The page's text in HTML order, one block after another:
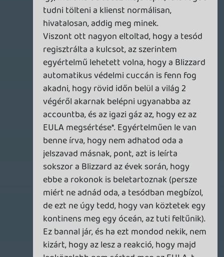
Authenticator, az tudom mi és zsigerből el
szeretném kerülni.
Még többet várni??, mielőtt megléptem
volna ezt a bonyolult mizériát körbejártam
a helyi boltokat tájékoztatásért, és voltak
olyan kedvesek megbiztatni azzal, hogy a
május 30.-g beérkezett előrendeléséket
tudják majd teljesíteni Június 15-re KáBé,
ha épp minden klappol, aki utána szeretné
megvásárolni boltban dobozos formában
az nyaljon sót, vagy esetleg álljon féllábon.
És nehogy azt gondoljam, hogy egy pesti
cég majd leküldi nekem hamarabb, mert
porzik a raktár, nincs, nem is lesz jó sokáig.
Meg ilyenek. Szerinted?
Ez konkrétan nem Bliz hibája, az viszont
már igen, hogy az összes többi szabályos
megoldás valahogy mégse szabályos.
Nem tudom sikerül-e normális elmondani.
Amikorra már lett volna esélyem
bebizonyítani, hogy én tényleg megvettem
a játékot, mert beírom a key első 6 jegyét
(és ők hajlandóak elfogadni azt, a k*rva 3